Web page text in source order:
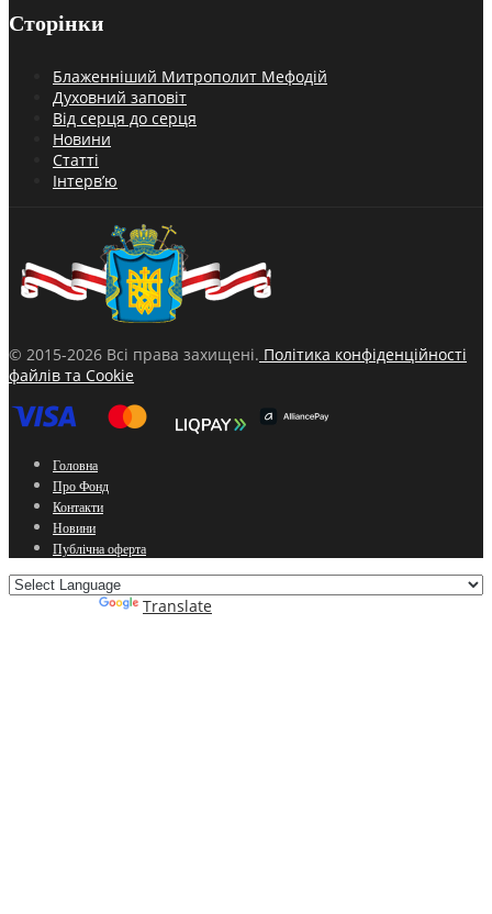
Сторінки
Блаженніший Митрополит Мефодій
Духовний заповіт
Від серця до серця
Новини
Статті
Інтерв’ю
© 2015-2026 Всі права захищені. Політика конфіденційності
файлів та Cookie
Головна
Про Фонд
Контакти
Новини
Публічна оферта
Translate